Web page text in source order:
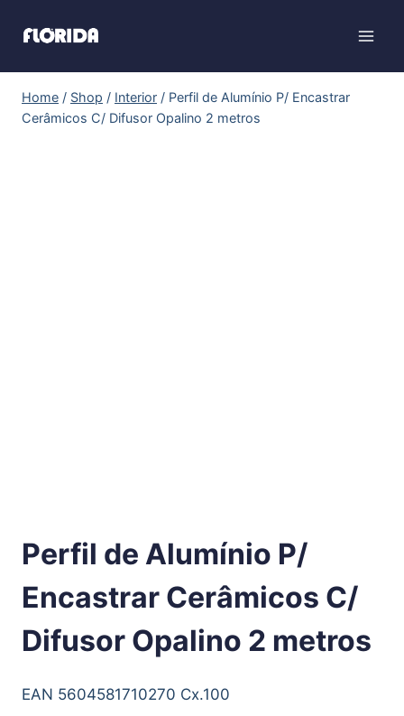
Home / Shop / Interior / Perfil de Alumínio P/ Encastrar
Cerâmicos C/ Difusor Opalino 2 metros
Perfil de Alumínio P/
Encastrar Cerâmicos C/
Difusor Opalino 2 metros
EAN 5604581710270 Cx.100